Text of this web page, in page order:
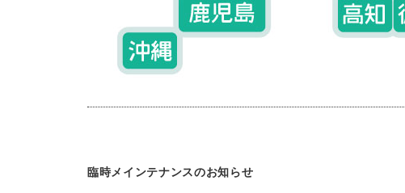
臨時メインテナンスのお知らせ